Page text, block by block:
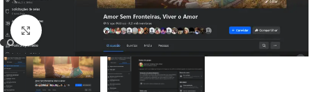
Clique para ampliar